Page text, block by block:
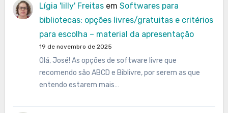
Lígia 'lilly' Freitasem Softwares para
bibliotecas: opções livres/gratuitas e critérios
para escolha – material da apresentação
19 de novembro de 2025
Olá, José! As opções de software livre que
recomendo são ABCD e Biblivre, por serem as que
entendo estarem mais…